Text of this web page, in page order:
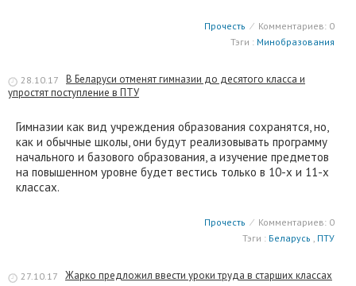
Прочесть ⁄ Комментариев: 0
Тэги : Минобразования
28.10.17
В Беларуси отменят гимназии до десятого класса и
упростят поступление в ПТУ
Гимназии как вид учреждения образования сохранятся, но,
как и обычные школы, они будут реализовывать программу
начального и базового образования, а изучение предметов
на повышенном уровне будет вестись только в 10-х и 11-х
классах.
Прочесть ⁄ Комментариев: 0
Тэги : Беларусь , ПТУ
27.10.17 Жарко предложил ввести уроки труда в старших классах